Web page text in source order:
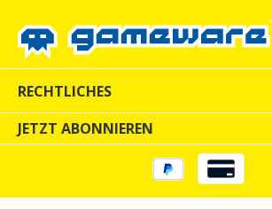
RECHTLICHES
JETZT ABONNIEREN